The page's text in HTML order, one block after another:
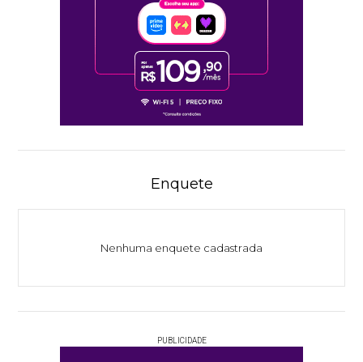
Enquete
Nenhuma enquete cadastrada
PUBLICIDADE